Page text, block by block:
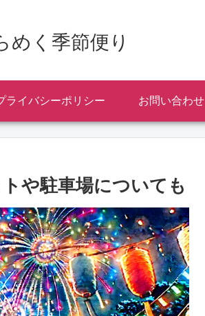
めく季節便り
ライバシーポリシー お問い合わせ
や駐車場についても